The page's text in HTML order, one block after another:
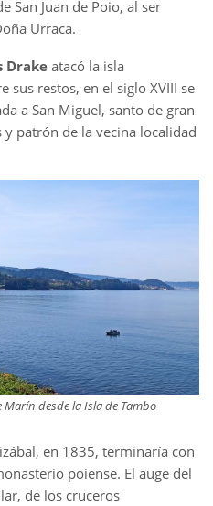
San Juan de Poio, al ser
Urraca.
Drake atacó la isla
sus restos, en el siglo XVIII se
a San Miguel, santo de gran
patrón de la vecina localidad
Marín desde la Isla de Tambo
en 1835, terminaría con
poiense. El auge del
de los cruceros